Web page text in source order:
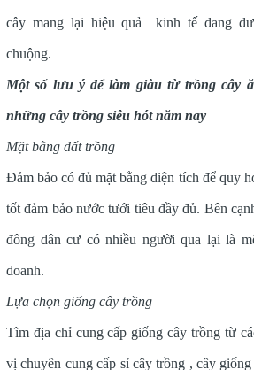
cây mang lại hiệu quả kinh tế đang
chuộng.
Một số lưu ý để làm giàu từ trồng cây
những cây trồng siêu hót năm nay
Mặt bằng đất trồng
Đảm bảo có đủ mặt bằng diện tích để quy
tốt đảm bảo nước tưới tiêu đầy đủ. Bên
đông dân cư có nhiều người qua lại là
doanh.
Lựa chọn giống cây trồng
Tìm địa chỉ cung cấp giống cây trồng từ
vị chuyên cung cấp sỉ cây trồng , cây